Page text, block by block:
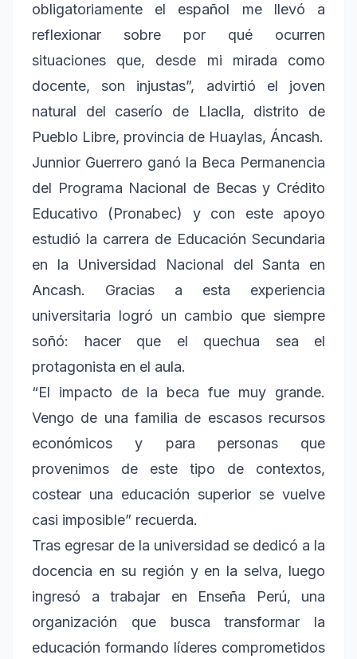
obligatoriamente el español me llevó a
reflexionar sobre por qué ocurren
situaciones que, desde mi mirada como
docente, son injustas”, advirtió el joven
natural del caserío de Llaclla, distrito de
Pueblo Libre, provincia de Huaylas, Áncash.
Junnior Guerrero ganó la Beca Permanencia
del Programa Nacional de Becas y Crédito
Educativo (Pronabec) y con este apoyo
estudió la carrera de Educación Secundaria
en la Universidad Nacional del Santa en
Ancash. Gracias a esta experiencia
universitaria logró un cambio que siempre
soñó: hacer que el quechua sea el
protagonista en el aula.
“El impacto de la beca fue muy grande.
Vengo de una familia de escasos recursos
económicos y para personas que
provenimos de este tipo de contextos,
costear una educación superior se vuelve
casi imposible” recuerda.
Tras egresar de la universidad se dedicó a la
docencia en su región y en la selva, luego
ingresó a trabajar en Enseña Perú, una
organización que busca transformar la
educación formando líderes comprometidos